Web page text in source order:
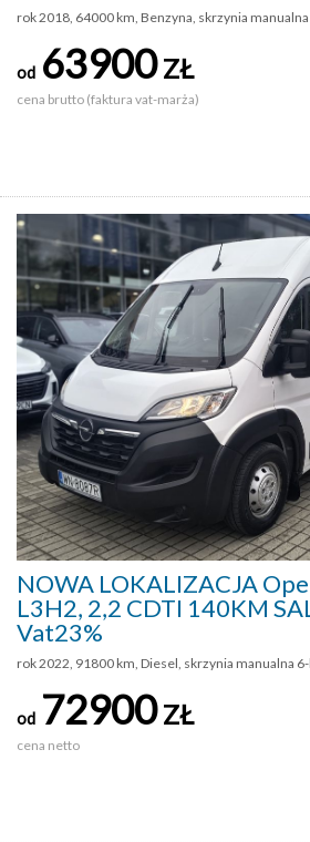
rok 2018, 64000 km, Benzyna, skrzynia manualna
od 63900ZŁ
cena brutto (faktura vat-marża)
NOWA LOKALIZACJA
L3H2, 2,2 CDTI 140KM
Vat23%
rok 2022, 91800 km, Diesel, skrzynia manualna
od 72900ZŁ
cena netto